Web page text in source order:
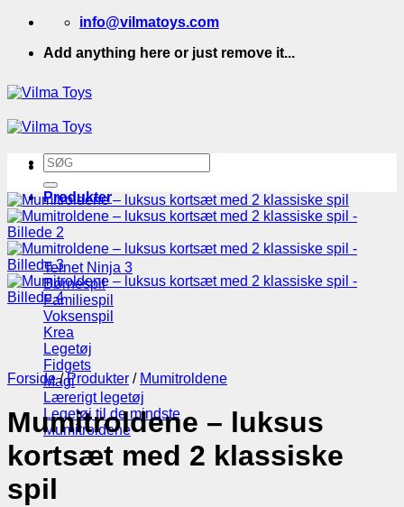
Fortsæt
indhold
info@vilmatoys.com
Add anything here or just remove it...
Produkter
Ternet Ninja 3
Børnespil
Familiespil
Voksenspil
Krea
Legetøj
Fidgets
Magi
Lærerigt legetøj
Legetøj til de mindste
Mumitroldene
Søg
efter:
Forside / Produkter / Mumitroldene
Mumitroldene – luksus
kortsæt med 2 klassiske
spil